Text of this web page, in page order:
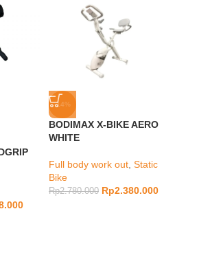
-14%
BODIMAX X-BIKE AERO
WHITE
Full body work out, Static
Bike
Rp2.780.000 Rp2.380.000